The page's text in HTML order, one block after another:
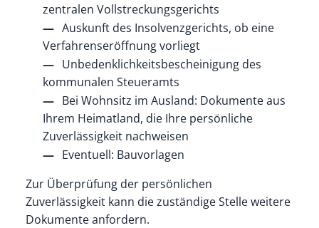
zentralen Vollstreckungsgerichts
Auskunft des Insolvenzgerichts, ob eine
Verfahrenseröffnung vorliegt
Unbedenklichkeitsbescheinigung des
kommunalen Steueramts
Bei Wohnsitz im Ausland: Dokumente aus
Ihrem Heimatland, die Ihre persönliche
Zuverlässigkeit nachweisen
Eventuell: Bauvorlagen
Zur Überprüfung der persönlichen
Zuverlässigkeit kann die zuständige Stelle weitere
Dokumente anfordern.